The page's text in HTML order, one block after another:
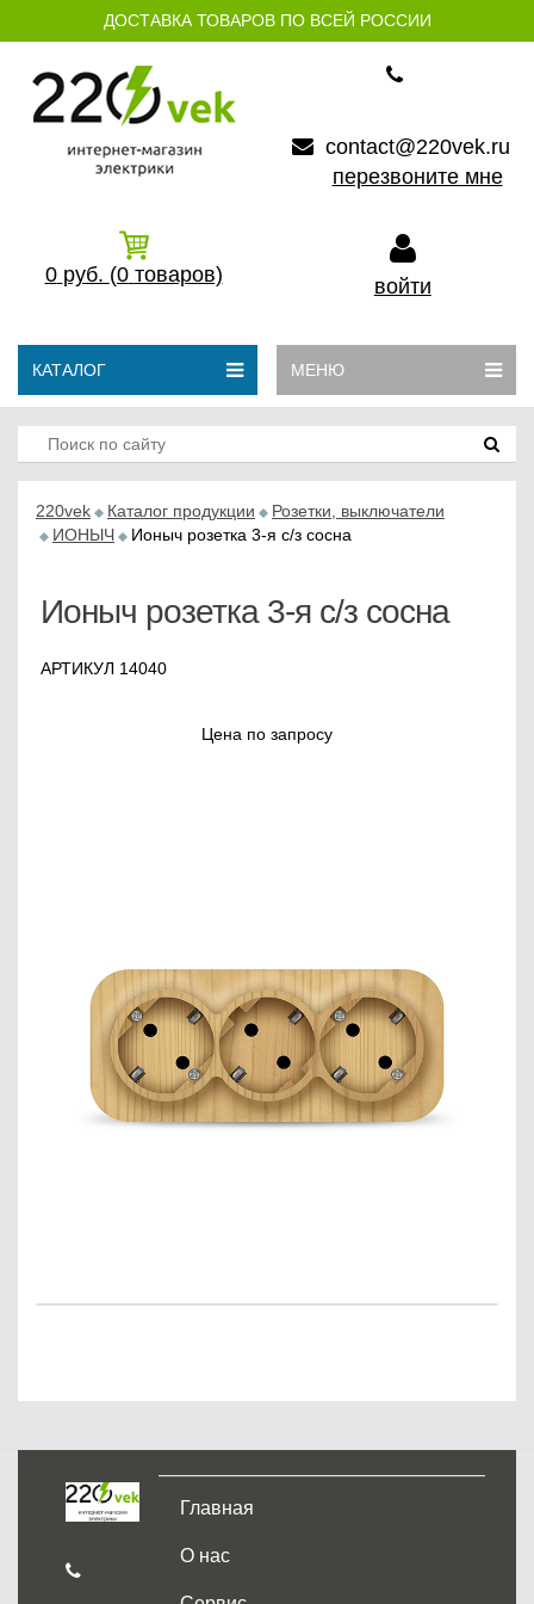
ДОСТАВКА ТОВАРОВ ПО ВСЕЙ РОССИИ
contact@220vek.ru
перезвоните мне
0 руб. (0 товаров) войти
КАТАЛОГ МЕНЮ
220vek Каталог продукции
Розетки, выключатели
ИОНЫЧ
Ионыч розетка 3-я с/з сосна
Ионыч розетка 3-я с/з сосна
АРТИКУЛ 14040
Цена по запросу
Главная
О нас